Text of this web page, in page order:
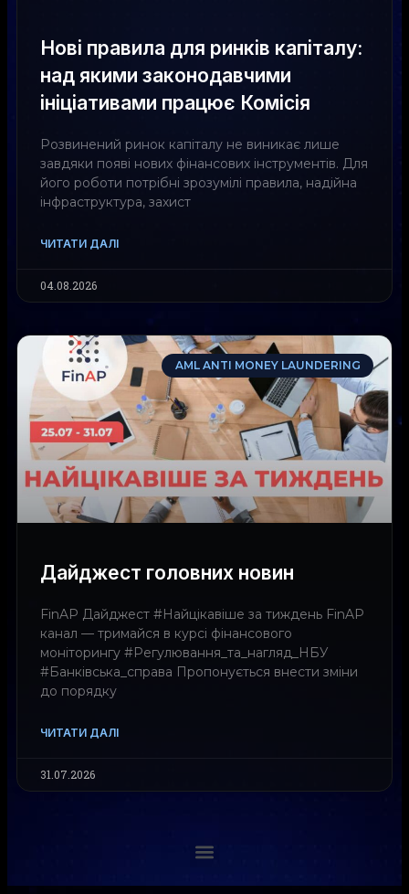
Нові правила для ринків капіталу:
над якими законодавчими
ініціативами працює Комісія
Розвинений ринок капіталу не виникає лише
завдяки появі нових фінансових інструментів. Для
його роботи потрібні зрозумілі правила, надійна
інфраструктура, захист
ЧИТАТИ ДАЛІ
04.08.2026
AML ANTI MONEY LAUNDERING
Дайджест головних новин
FinAP Дайджест #Найцікавіше за тиждень FinAP
канал — тримайся в курсі фінансового
моніторингу #Регулювання_та_нагляд_НБУ
#Банківська_справа Пропонується внести зміни
до порядку
ЧИТАТИ ДАЛІ
31.07.2026